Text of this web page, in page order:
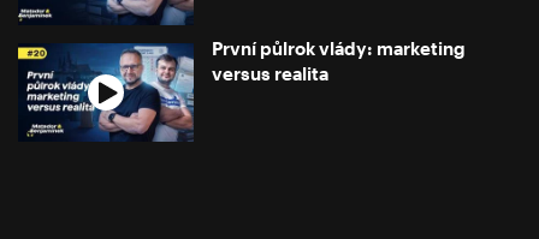
První půlrok vlády: marketing
versus realita